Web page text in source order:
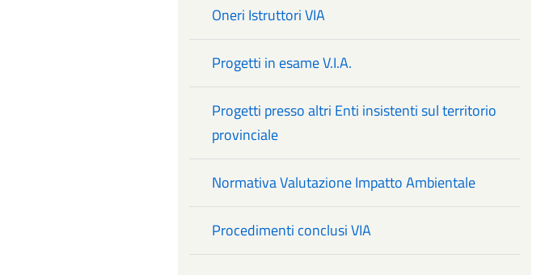
Oneri Istruttori VIA
Progetti in esame V.I.A.
Progetti presso altri Enti insistenti sul territorio
provinciale
Normativa Valutazione Impatto Ambientale
Procedimenti conclusi VIA